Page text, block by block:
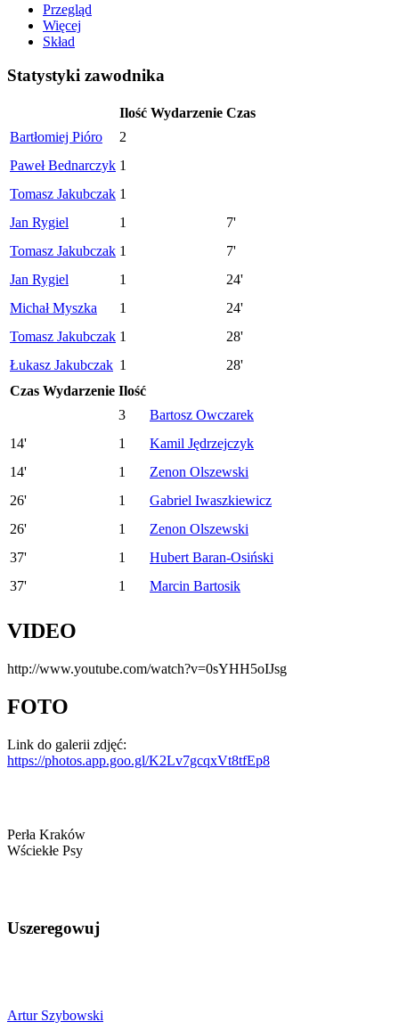
Przegląd
Więcej
Skład
Statystyki zawodnika
Ilość Wydarzenie Czas
Bartłomiej Pióro
2
Paweł Bednarczyk 1
Tomasz Jakubczak 1
Jan Rygiel
1
7'
Tomasz Jakubczak 1
7'
Jan Rygiel
1
24'
Michał Myszka
1
24'
Tomasz Jakubczak 1
28'
Łukasz Jakubczak 1
28'
Czas Wydarzenie Ilość
3
Bartosz Owczarek
14'
1
Kamil Jędrzejczyk
14'
1
Zenon Olszewski
26'
1
Gabriel Iwaszkiewicz
26'
1
Zenon Olszewski
37'
1
Hubert Baran-Osiński
37'
1 Marcin Bartosik
VIDEO
http://www.youtube.com/watch?v=0sYHH5oIJsg
FOTO
Link do galerii zdjęć:
https://photos.app.goo.gl/K2Lv7gcqxVt8tfEp8
Perła Kraków
Wściekłe Psy
Uszeregowuj
Artur Szybowski